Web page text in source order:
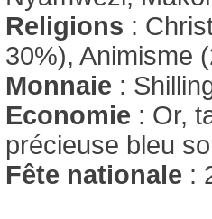
Religions :
30%), Animisme
Monnaie :
Economie : Or,
précieuse bleu
Fête nationale :